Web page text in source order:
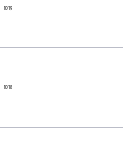
2019
2018